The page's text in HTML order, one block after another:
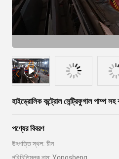
হাইড্রোলিক কন্ট্রোল সেন্ট্রিফুগাল পাম্প
পণ্যের বিবরণ
উৎপত্তি স্থল: চীন